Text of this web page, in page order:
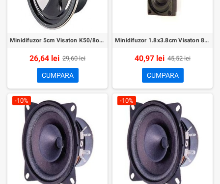
Minidifuzor 5cm Visaton K50/8ohm
26,64 lei 29,60 lei
CUMPARA
Minidifuzor 1.8x3.8cm Visaton 8ohm K 20.40/8
40,97 lei 45,52 lei
CUMPARA
-10% -10%